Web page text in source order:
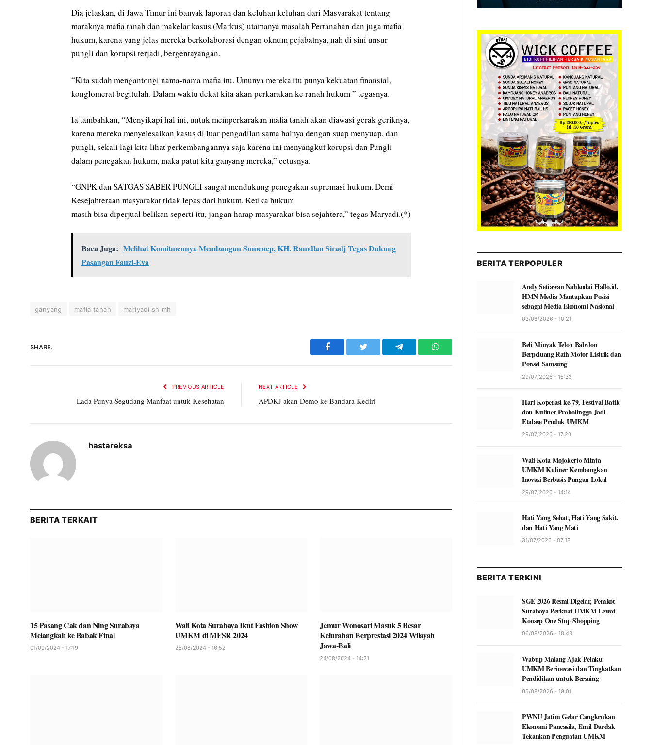
Dia jelaskan, di Jawa Timur ini banyak laporan dan keluhan keluhan dari Masyarakat tentang
maraknya mafia tanah dan makelar kasus (Markus) utamanya masalah Pertanahan dan juga mafia
hukum, karena yang jelas mereka berkolaborasi dengan oknum pejabatnya, nah di sini unsur
pungli dan korupsi terjadi, bergentayangan.
“Kita sudah mengantongi nama-nama mafia itu. Umunya mereka itu punya kekuatan finansial,
konglomerat begitulah. Dalam waktu dekat kita akan perkarakan ke ranah hukum ” tegasnya.
Ia tambahkan, “Menyikapi hal ini, untuk memperkarakan mafia tanah akan diawasi gerak geriknya,
karena mereka menyelesaikan kasus di luar pengadilan sama halnya dengan suap menyuap, dan
pungli, sekali lagi kita lihat perkembangannya saja karena ini menyangkut korupsi dan Pungli
dalam penegakan hukum, maka patut kita ganyang mereka,” cetusnya.
“GNPK dan SATGAS SABER PUNGLI sangat mendukung penegakan supremasi hukum. Demi
Kesejahteraan masyarakat tidak lepas dari hukum. Ketika hukum
masih bisa diperjual belikan seperti itu, jangan harap masyarakat bisa sejahtera,” tegas Maryadi.(*)
Baca Juga: Melihat Komitmennya Membangun Sumenep, KH. Ramdlan Siradj Tegas Dukung
Pasangan Fauzi-Eva
ganyang mafia tanah mariyadi sh mh
SHARE.
Facebook Twitter Telegram WhatsApp
PREVIOUS ARTICLE
Lada Punya Segudang Manfaat untuk Kesehatan
NEXT ARTICLE
APDKJ akan Demo ke Bandara Kediri
hastareksa
BERITA TERKAIT
15 Pasang Cak dan Ning Surabaya
Melangkah ke Babak Final
01/09/2024 - 17:19
Wali Kota Surabaya Ikut Fashion Show
UMKM di MFSR 2024
26/08/2024 - 16:52
Jemur Wonosari Masuk 5 Besar
Kelurahan Berprestasi 2024 Wilayah
Jawa-Bali
24/08/2024 - 14:21
BERITA TERPOPULER
Andy Setiawan Nahkodai Hallo.id,
HMN Media Mantapkan Posisi
sebagai Media Ekonomi Nasional
03/08/2026 - 10:21
Beli Minyak Telon Babylon
Berpeluang Raih Motor Listrik dan
Ponsel Samsung
29/07/2026 - 16:33
Hari Koperasi ke-79, Festival Batik
dan Kuliner Probolinggo Jadi
Etalase Produk UMKM
29/07/2026 - 17:20
Wali Kota Mojokerto Minta
UMKM Kuliner Kembangkan
Inovasi Berbasis Pangan Lokal
29/07/2026 - 14:14
Hati Yang Sehat, Hati Yang Sakit,
dan Hati Yang Mati
31/07/2026 - 07:18
BERITA TERKINI
SGE 2026 Resmi Digelar, Pemkot
Surabaya Perkuat UMKM Lewat
Konsep One Stop Shopping
06/08/2026 - 18:43
Wabup Malang Ajak Pelaku
UMKM Berinovasi dan Tingkatkan
Pendidikan untuk Bersaing
05/08/2026 - 19:01
PWNU Jatim Gelar Cangkrukan
Ekonomi Pancasila, Emil Dardak
Tekankan Penguatan UMKM